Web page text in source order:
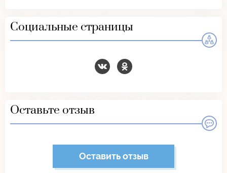
Социальные страницы
Оставьте отзыв
Оставить отзыв